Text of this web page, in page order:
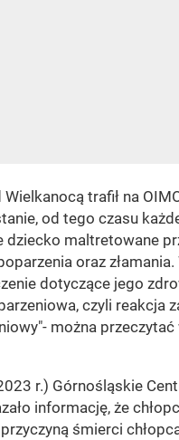
Wielkanocą trafił na
od tego czasu
dziecko maltretowane
oraz
dotyczące jego
czyli reakcja
można
r.) Górnośląskie
informację, że
śmierci